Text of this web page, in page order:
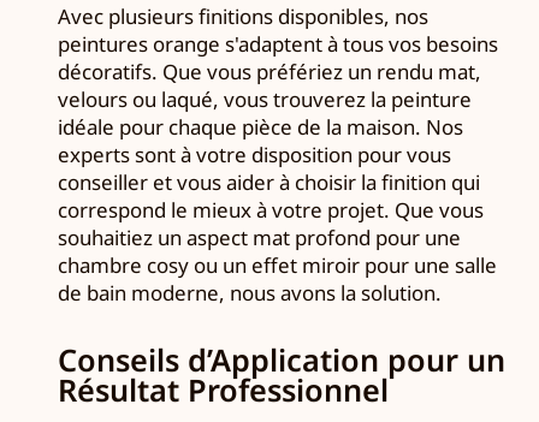
Avec plusieurs finitions disponibles, nos
peintures orange s'adaptent à tous vos besoins
décoratifs. Que vous préfériez un rendu mat,
velours ou laqué, vous trouverez la peinture
idéale pour chaque pièce de la maison. Nos
experts sont à votre disposition pour vous
conseiller et vous aider à choisir la finition qui
correspond le mieux à votre projet. Que vous
souhaitiez un aspect mat profond pour une
chambre cosy ou un effet miroir pour une salle
de bain moderne, nous avons la solution.
Conseils d’Application pour un
Résultat Professionnel